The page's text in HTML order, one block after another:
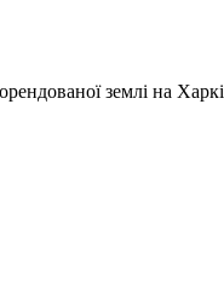
землі на